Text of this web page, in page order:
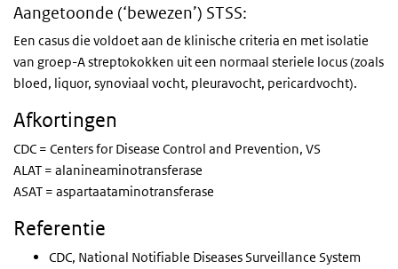
Aangetoonde (‘bewezen’) STSS:
Een casus die voldoet aan de klinische criteria en met isolatie
van groep-A streptokokken uit een normaal steriele locus (zoals
bloed, liquor, synoviaal vocht, pleuravocht, pericardvocht).
Afkortingen
CDC = Centers for Disease Control and Prevention, VS
ALAT = alanineaminotransferase
ASAT = aspartaataminotransferase
Referentie
CDC, National Notifiable Diseases Surveillance System